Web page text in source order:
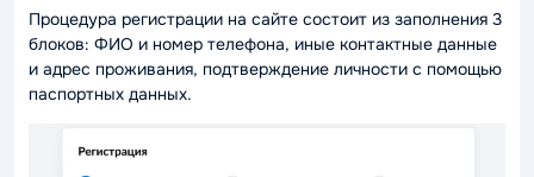
Процедура регистрации на сайте состоит из заполнения 3
блоков: ФИО и номер телефона, иные контактные данные
и адрес проживания, подтверждение личности с помощью
паспортных данных.